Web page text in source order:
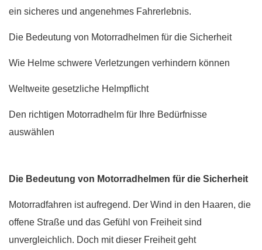
ein sicheres und angenehmes Fahrerlebnis.
Die Bedeutung von Motorradhelmen für die Sicherheit
Wie Helme schwere Verletzungen verhindern können
Weltweite gesetzliche Helmpflicht
Den richtigen Motorradhelm für Ihre Bedürfnisse
auswählen
Die Bedeutung von Motorradhelmen für die Sicherheit
Motorradfahren ist aufregend. Der Wind in den Haaren, die
offene Straße und das Gefühl von Freiheit sind
unvergleichlich. Doch mit dieser Freiheit geht